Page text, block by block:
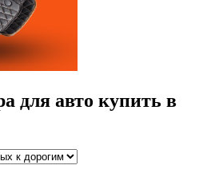
для авто купить в